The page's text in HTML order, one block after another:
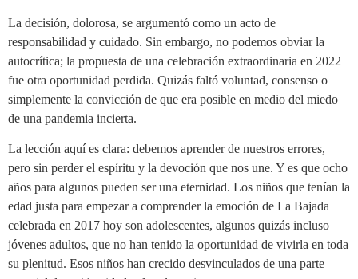
La decisión, dolorosa, se argumentó como un acto de
responsabilidad y cuidado. Sin embargo, no podemos obviar la
autocrítica; la propuesta de una celebración extraordinaria en 2022
fue otra oportunidad perdida. Quizás faltó voluntad, consenso o
simplemente la convicción de que era posible en medio del miedo
de una pandemia incierta.
La lección aquí es clara: debemos aprender de nuestros errores,
pero sin perder el espíritu y la devoción que nos une. Y es que ocho
años para algunos pueden ser una eternidad. Los niños que tenían la
edad justa para empezar a comprender la emoción de La Bajada
celebrada en 2017 hoy son adolescentes, algunos quizás incluso
jóvenes adultos, que no han tenido la oportunidad de vivirla en toda
su plenitud. Esos niños han crecido desvinculados de una parte